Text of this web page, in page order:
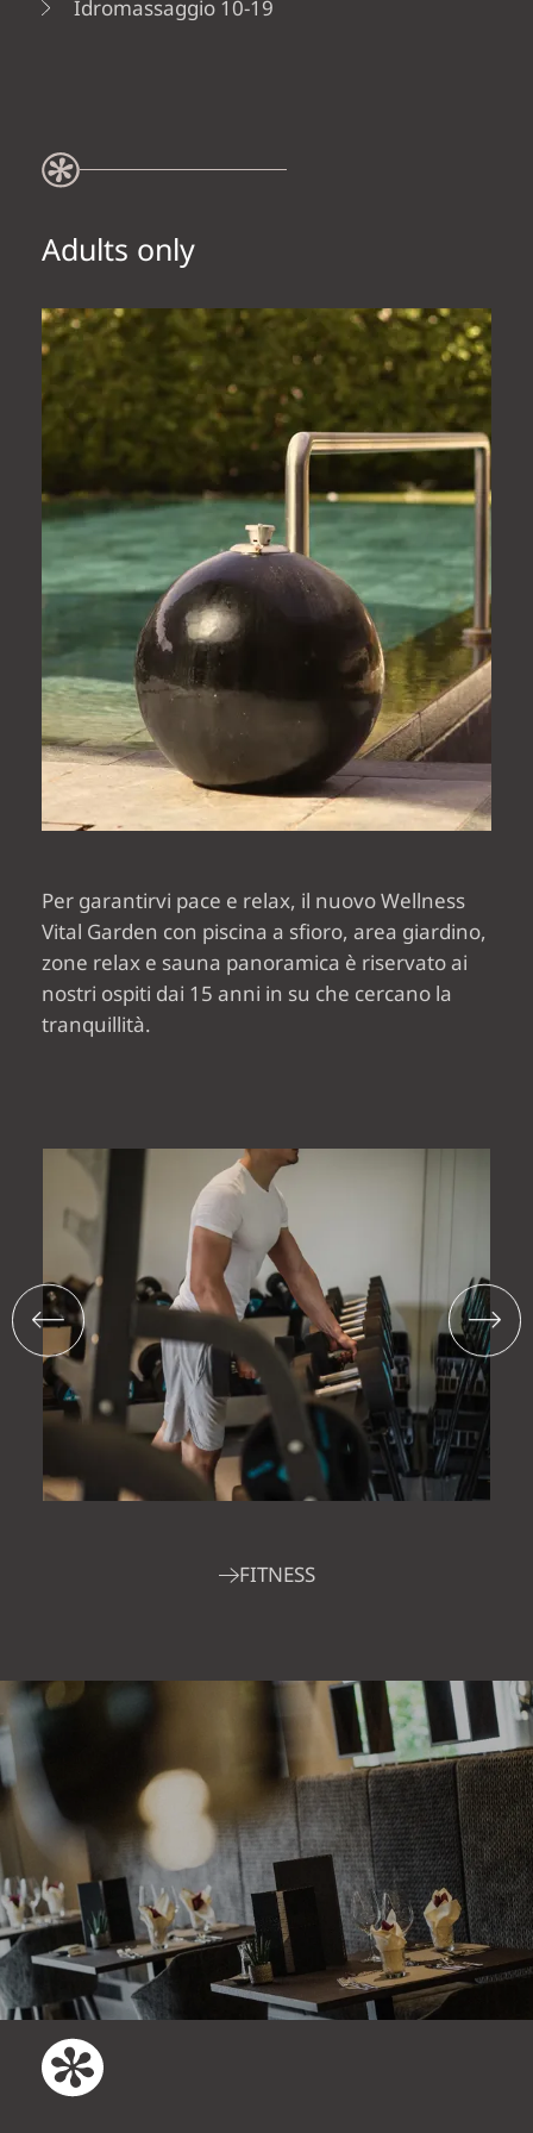
Idromassaggio 10-19
Per garantirvi pace e relax, il nuovo Wellness
Vital Garden con piscina a sfioro, area giardino,
zone relax e sauna panoramica è riservato ai
nostri ospiti dai 15 anni in su che cercano la
tranquillità.
Adults only
FITNESS